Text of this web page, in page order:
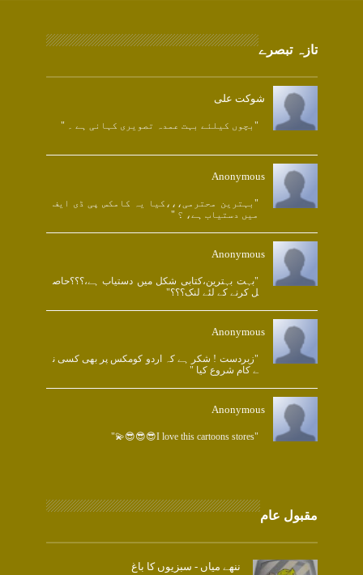
تازہ تبصرے
شوکت علی
"بچوں کیلئے بہت عمدہ تصویری کہانی ہے ۔ "
Anonymous
"بہترین محترمی،،،کیا یہ کامکس پی ڈی ایف
میں دستیاب ہے، ؟ "
Anonymous
"بہت بہترین،کتابی شکل میں دستیاب ہے،؟؟؟حاص
ل کرنے کے لئے لنک؟؟؟"
Anonymous
"زبردست ! شکر ہے کہ اردو کومکس پر بھی کسی ن
ے کام شروع کیا "
Anonymous
"I love this cartoons stores😎😎😎💫"
مقبول عام
ننھے میاں - سبزیوں کا باغ